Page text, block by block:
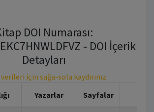
DOI Numarası:
- DOI İçerik
Detayları
için sağa-sola kaydırınız.
Yazarlar Sayfalar